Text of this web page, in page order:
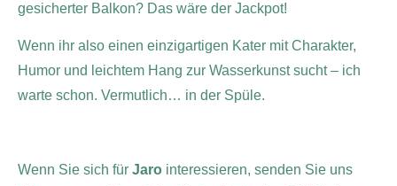
gesicherter Balkon? Das wäre der Jackpot!
Wenn ihr also einen einzigartigen Kater mit Charakter,
Humor und leichtem Hang zur Wasserkunst sucht – ich
warte schon. Vermutlich… in der Spüle.
Wenn Sie sich für Jaro interessieren, senden Sie uns